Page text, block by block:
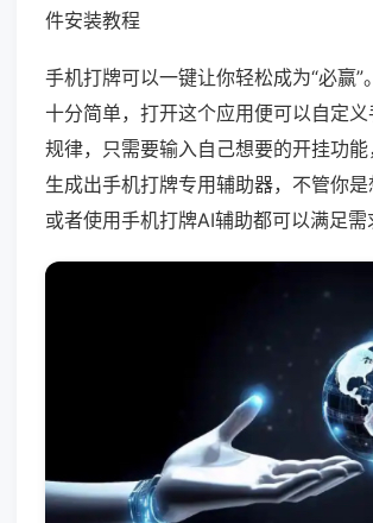
件安装教程
手机打牌可以一键让你轻松成为“必赢”
十分简单，打开这个应用便可以自定
规律，只需要输入自己想要的开挂功
生成出手机打牌专用辅助器，不管你
或者使用手机打牌AI辅助都可以满足需